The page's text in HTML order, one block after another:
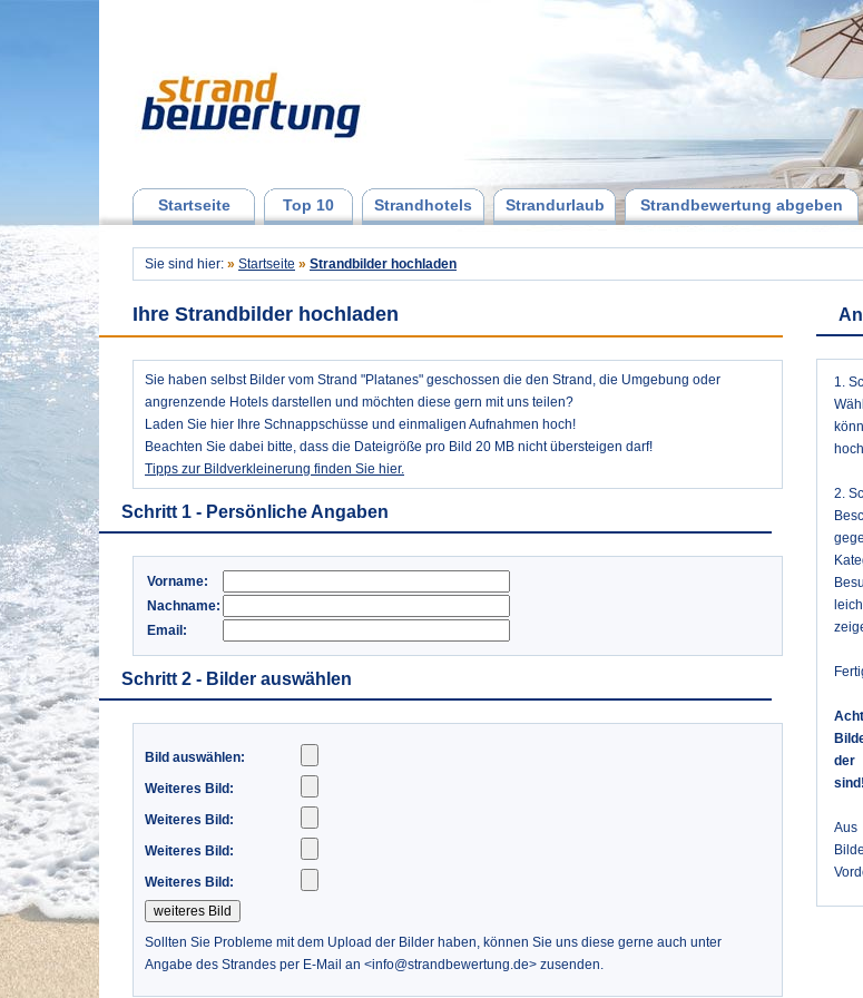
Startseite Top 10 Strandhotels Strandurlaub Strandbewertung abgeben
Sie sind hier: » Startseite » Strandbilder hochladen
Ihre Strandbilder hochladen
Sie haben selbst Bilder vom Strand "Platanes" geschossen die den Strand, die Umgebung oder
angrenzende Hotels darstellen und möchten diese gern mit uns teilen?
Laden Sie hier Ihre Schnappschüsse und einmaligen Aufnahmen hoch!
Beachten Sie dabei bitte, dass die Dateigröße pro Bild 20 MB nicht übersteigen darf!
Tipps zur Bildverkleinerung finden Sie hier.
Schritt 1 - Persönliche Angaben
Vorname:
Nachname:
Email:
Schritt 2 - Bilder auswählen
Bild auswählen:
Weiteres Bild:
Weiteres Bild:
Weiteres Bild:
Weiteres Bild:
Sollten Sie Probleme mit dem Upload der Bilder haben, können Sie uns diese gerne auch unter
Angabe des Strandes per E-Mail an <info@strandbewertung.de> zusenden.
1.
2.
der
sind!
Aus